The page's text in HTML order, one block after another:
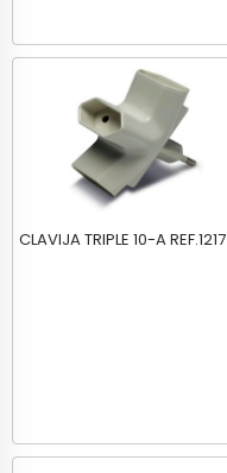
CLAVIJA TRIPLE 10-A REF.1217